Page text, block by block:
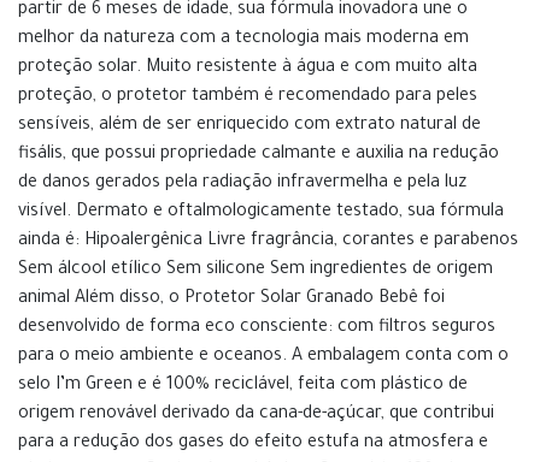
partir de 6 meses de idade, sua fórmula inovadora une o
melhor da natureza com a tecnologia mais moderna em
proteção solar. Muito resistente à água e com muito alta
proteção, o protetor também é recomendado para peles
sensíveis, além de ser enriquecido com extrato natural de
fisális, que possui propriedade calmante e auxilia na redução
de danos gerados pela radiação infravermelha e pela luz
visível. Dermato e oftalmologicamente testado, sua fórmula
ainda é: Hipoalergênica Livre fragrância, corantes e parabenos
Sem álcool etílico Sem silicone Sem ingredientes de origem
animal Além disso, o Protetor Solar Granado Bebê foi
desenvolvido de forma eco consciente: com filtros seguros
para o meio ambiente e oceanos. A embalagem conta com o
selo I’m Green e é 100% reciclável, feita com plástico de
origem renovável derivado da cana-de-açúcar, que contribui
para a redução dos gases do efeito estufa na atmosfera e